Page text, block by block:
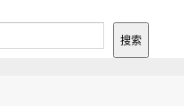
搜索